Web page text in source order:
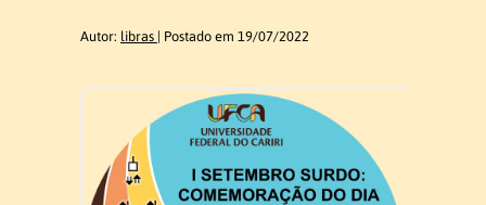
Linguística da Libras
Ex – Docentes e Ex – Técnico
Administrativo
Autor: libras Postado em 19/07/2022